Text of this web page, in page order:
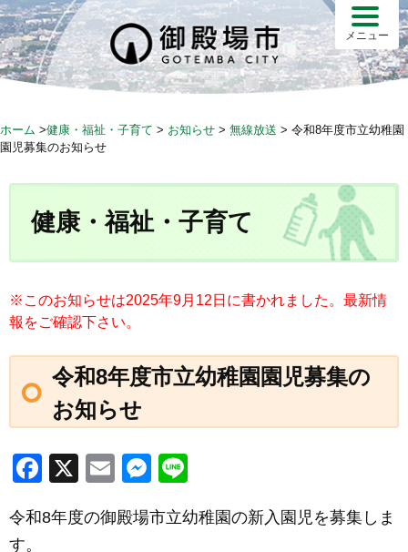
S
k
i
p
c
メニュー
ホーム >健康・福祉・子育て > お知らせ > 無線放送 > 令和8年度市立幼稚園
園児募集のお知らせ
健康・福祉・子育て
※このお知らせは2025年9月12日に書かれました。最新情
報をご確認下さい。
令和8年度市立幼稚園園児募集の
お知らせ
F
c
X
E
ail
M
ss e
令和8年度の御殿場市立幼稚園の新入園児を募集しま
す。